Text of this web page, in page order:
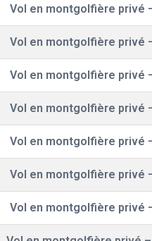
Vol en montgolfière privé
Vol en montgolfière privé
Vol en montgolfière privé
Vol en montgolfière privé
Vol en montgolfière privé
Vol en montgolfière privé
Vol en montgolfière privé